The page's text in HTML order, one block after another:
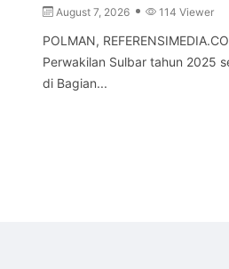
August 7, 2026 114 Viewer
POLMAN,
Perwakilan Sulbar tahun 2025
di Bagian...